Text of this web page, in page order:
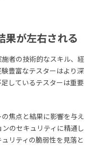
果が左右される
者の技術的なスキル、経
豊富なテスターはより深
しているテスターは重要
焦点と結果に影響を与え
のセキュリティに精通し
リティの脆弱性を見落と